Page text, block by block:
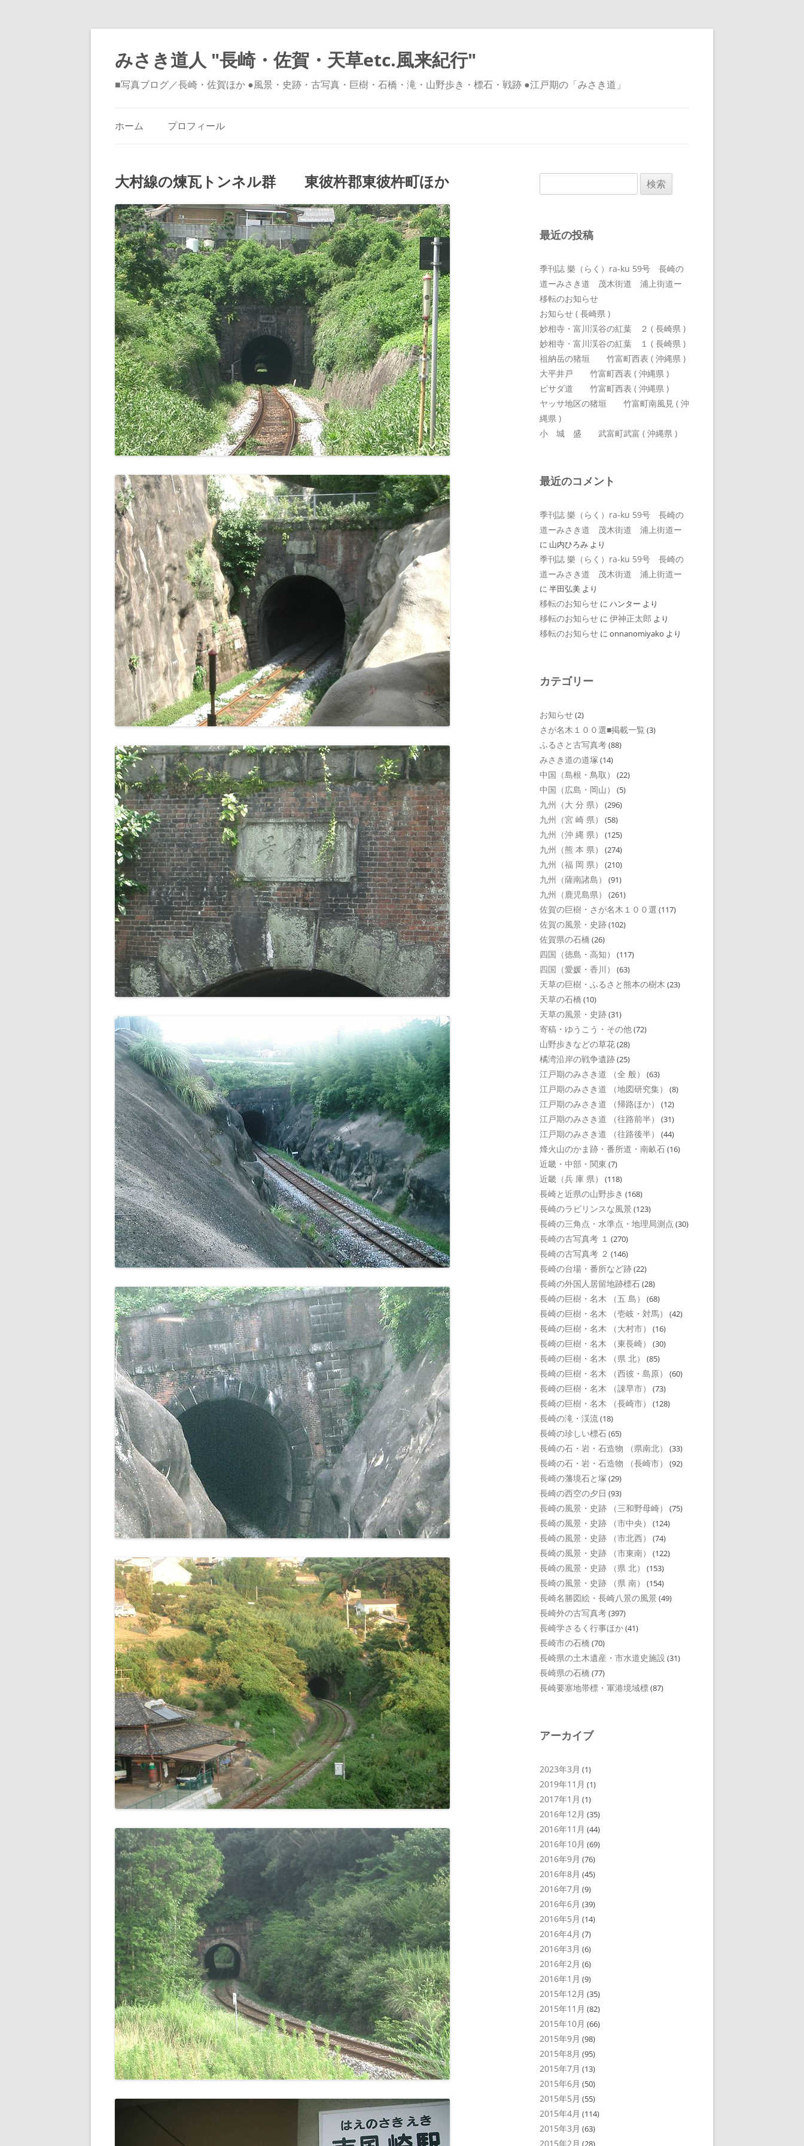
みさき道人 "長崎・佐賀・天草etc.風来紀行"
■写真ブログ／長崎・佐賀ほか ●風景・史跡・古写真・巨樹・石橋・滝・山野歩き・標石・戦跡 ●江戸期の「みさき道」
ッ
プ
ホーム プロフィール
大村線の煉瓦トンネル群 東彼杵郡東彼杵町ほか
索:
最近の投稿
季刊誌 樂（らく）ra-ku 59号 長崎の
道ーみさき道 茂木街道 浦上街道ー
移転のお知らせ
お知らせ ( 長崎県 )
妙相寺・富川渓谷の紅葉 ２ ( 長崎県 )
妙相寺・富川渓谷の紅葉 １ ( 長崎県 )
祖納岳の猪垣 竹富町西表 ( 沖縄県 )
大平井戸 竹富町西表 ( 沖縄県 )
ピサダ道 竹富町西表 ( 沖縄県 )
ヤッサ地区の猪垣 竹富町南風見 ( 沖
縄県 )
小 城 盛 武富町武富 ( 沖縄県 )
最近のコメント
季刊誌 樂（らく）ra-ku 59号 長崎の
道ーみさき道 茂木街道 浦上街道ー
に 山内ひろみ より
季刊誌 樂（らく）ra-ku 59号 長崎の
道ーみさき道 茂木街道 浦上街道ー
に 半田弘美 より
移転のお知らせ に ハンター より
移転のお知らせ に 伊神正太郎 より
移転のお知らせ に onnanomiyako より
カテゴリー
お知らせ(2)
さが名木１００選■掲載一覧 (3)
ふるさと古写真考(88)
みさき道の道塚 (14)
中国（島根・鳥取） (22)
中国（広島・岡山） (5)
九州（大 分 県） (296)
九州（宮 崎 県） (58)
九州（沖 縄 県） (125)
九州（熊 本 県） (274)
九州（福 岡 県） (210)
九州（薩南諸島） (91)
九州（鹿児島県） (261)
佐賀の巨樹・さが名木１００選 (117)
佐賀の風景・史跡(102)
佐賀県の石橋 (26)
四国（徳島・高知） (117)
四国（愛媛・香川） (63)
天草の巨樹・ふるさと熊本の樹木 (23)
天草の石橋 (10)
天草の風景・史跡(31)
寄稿・ゆうこう・その他(72)
山野歩きなどの草花(28)
橘湾沿岸の戦争遺跡(25)
江戸期のみさき道 （全 般） (63)
江戸期のみさき道 （地図研究集） (8)
江戸期のみさき道 （帰路ほか） (12)
江戸期のみさき道 （往路前半） (31)
江戸期のみさき道 （往路後半） (44)
烽火山のかま跡・番所道・南畝石(16)
近畿・中部・関東 (7)
近畿（兵 庫 県） (118)
長崎と近県の山野歩き (168)
長崎のラビリンスな風景 (123)
長崎の三角点・水準点・地理局測点 (30)
長崎の古写真考 １ (270)
長崎の古写真考 ２ (146)
長崎の台場・番所など跡(22)
長崎の外国人居留地跡標石(28)
長崎の巨樹・名木 （五 島） (68)
長崎の巨樹・名木 （壱岐・対馬） (42)
長崎の巨樹・名木 （大村市） (16)
長崎の巨樹・名木 （東長崎） (30)
長崎の巨樹・名木 （県 北） (85)
長崎の巨樹・名木 （西彼・島原） (60)
長崎の巨樹・名木 （諌早市） (73)
長崎の巨樹・名木 （長崎市） (128)
長崎の滝・渓流(18)
長崎の珍しい標石(65)
長崎の石・岩・石造物 （県南北） (33)
長崎の石・岩・石造物 （長崎市） (92)
長崎の藩境石と塚 (29)
長崎の西空の夕日 (93)
長崎の風景・史跡 （三和野母崎） (75)
長崎の風景・史跡 （市中央） (124)
長崎の風景・史跡 （市北西） (74)
長崎の風景・史跡 （市東南） (122)
長崎の風景・史跡 （県 北） (153)
長崎の風景・史跡 （県 南） (154)
長崎名勝図絵・長崎八景の風景 (49)
長崎外の古写真考(397)
長崎学さるく行事ほか(41)
長崎市の石橋 (70)
長崎県の土木遺産・市水道史施設 (31)
長崎県の石橋 (77)
長崎要塞地帯標・軍港境域標(87)
アーカイブ
2023年3月 (1)
2019年11月 (1)
2017年1月 (1)
2016年12月 (35)
2016年11月 (44)
2016年10月 (69)
2016年9月 (76)
2016年8月 (45)
2016年7月 (9)
2016年6月 (39)
2016年5月 (14)
2016年4月 (7)
2016年3月 (6)
2016年2月 (6)
2016年1月 (9)
2015年12月 (35)
2015年11月 (82)
2015年10月 (66)
2015年9月 (98)
2015年8月 (95)
2015年7月 (13)
2015年6月 (50)
2015年5月 (55)
2015年4月 (114)
2015年3月 (63)
2015年2月 (28)